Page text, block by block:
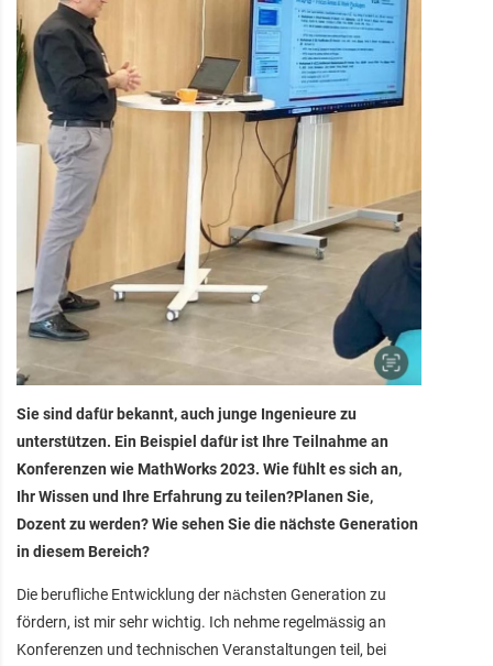
Sie sind dafür bekannt, auch junge Ingenieure zu
unterstützen. Ein Beispiel dafür ist Ihre Teilnahme an
Konferenzen wie MathWorks 2023. Wie fühlt es sich an,
Ihr Wissen und Ihre Erfahrung zu teilen?Planen Sie,
Dozent zu werden? Wie sehen Sie die nächste Generation
in diesem Bereich?
Die berufliche Entwicklung der nächsten Generation zu
fördern, ist mir sehr wichtig. Ich nehme regelmässig an
Konferenzen und technischen Veranstaltungen teil, bei